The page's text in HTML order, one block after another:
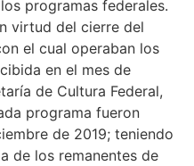
programas federales.
virtud del cierre del
el cual operaban los
en el mes de
de Cultura Federal,
programa fueron
de 2019; teniendo
de los remanentes de